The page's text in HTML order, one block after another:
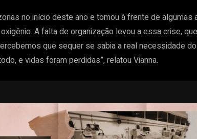
no início deste ano e tomou à frente de algumas
A falta de organização levou a essa crise,
que sequer se sabia a real necessidade
e vidas foram perdidas”, relatou Vianna.